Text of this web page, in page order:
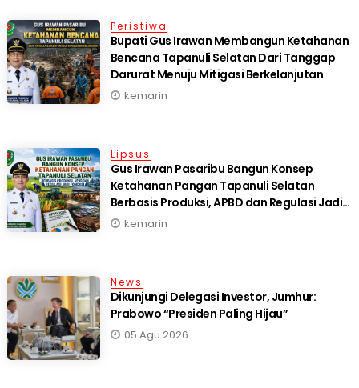
Peristiwa
Bupati Gus Irawan Membangun Ketahanan
Bencana Tapanuli Selatan Dari Tanggap
Darurat Menuju Mitigasi Berkelanjutan
kemarin
Lipsus
Gus Irawan Pasaribu Bangun Konsep
Ketahanan Pangan Tapanuli Selatan
Berbasis Produksi, APBD dan Regulasi Jadi
Fondasi
kemarin
News
Dikunjungi Delegasi Investor, Jumhur:
Prabowo “Presiden Paling Hijau”
05 Agu 2026